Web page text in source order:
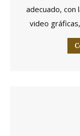
adecuado, con
video